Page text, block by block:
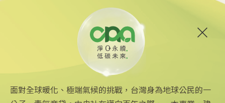
台中智慧停車無紙化9/8上線
2025/08/11 18:54
面對全球暖化、極端氣候的挑戰，台灣身為地球公民的一